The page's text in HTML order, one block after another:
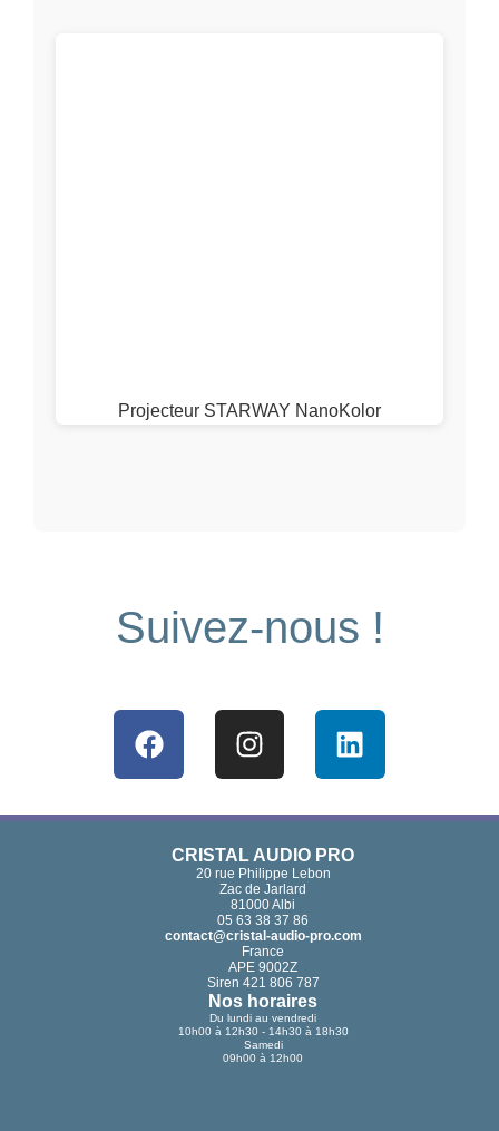
Projecteur STARWAY NanoKolor
Suivez-nous !
FacebookInstagramLinkedin
CRISTAL AUDIO PRO
20 rue Philippe Lebon
Zac de Jarlard
81000 Albi
05 63 38 37 86
contact@cristal-audio-pro.com
France
APE 9002Z
Siren 421 806 787
Nos horaires
Du lundi au vendredi
10h00 à 12h30 - 14h30 à 18h30
Samedi
09h00 à 12h00